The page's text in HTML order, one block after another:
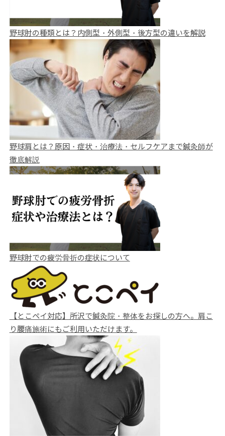
野球肘の種類とは？内側型・外側型・後方型の違いを解説
野球肩とは？原因・症状・治療法・セルフケアまで鍼灸師が
徹底解説
野球肘での疲労骨折の症状について
【とこペイ対応】所沢で鍼灸院・整体をお探しの方へ。肩こ
り腰痛施術にもご利用いただけます。